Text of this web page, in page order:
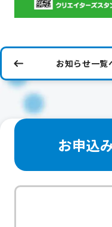
お知らせ一覧
お申込